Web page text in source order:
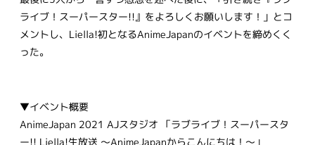
ライブ！スーパースター!!』をよろしくお願いします！」とコ
メントし、Liella!初となるAnimeJapanのイベントを締めくく
った。
▼イベント概要
AnimeJapan 2021 AJスタジオ 「ラブライブ！スーパースタ
ー!! Liella!生放送 ～AnimeJapanからこんにちは！～」